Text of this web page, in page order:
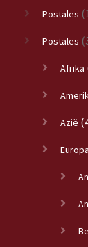
Postales
Postales
Afrika
Azië
Europa